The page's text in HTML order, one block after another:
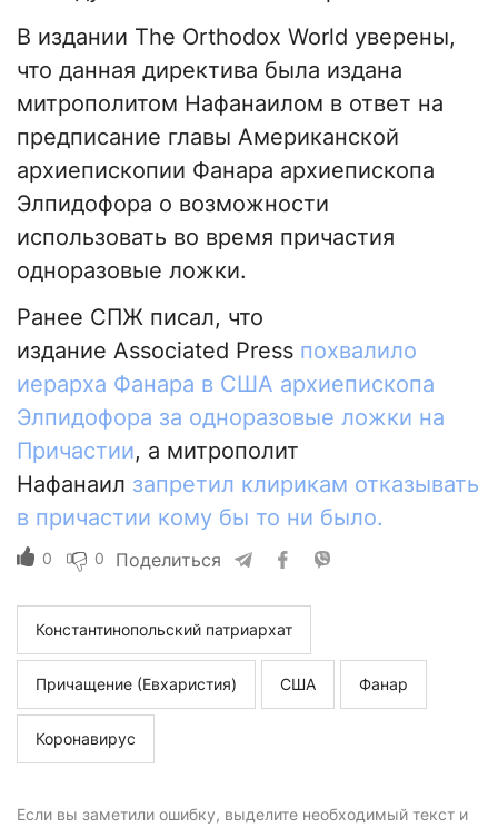
В издании Тhe Оrthodox World уверены,
что данная директива была издана
митрополитом Нафанаилом в ответ на
предписание главы Американской
архиепископии Фанара архиепископа
Элпидофора о возможности
использовать во время причастия
одноразовые ложки.
Ранее СПЖ писал, что
издание Associated Press похвалило
иерарха Фанара в США архиепископа
Элпидофора за одноразовые ложки на
Причастии, а митрополит
Нафанаил запретил клирикам отказывать
в причастии кому бы то ни было.
0 0 Поделиться
Константинопольский патриархат
Причащение (Евхаристия) США Фанар
Коронавирус
Если вы заметили ошибку, выделите необходимый текст и